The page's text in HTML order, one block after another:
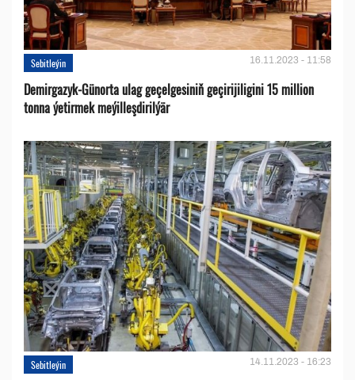
Sebitleýin 16.11.2023 - 11:58
Demirgazyk-Günorta ulag geçelgesiniň geçirijiligini 15 million
tonna ýetirmek meýilleşdirilýär
Sebitleýin 14.11.2023 - 16:23